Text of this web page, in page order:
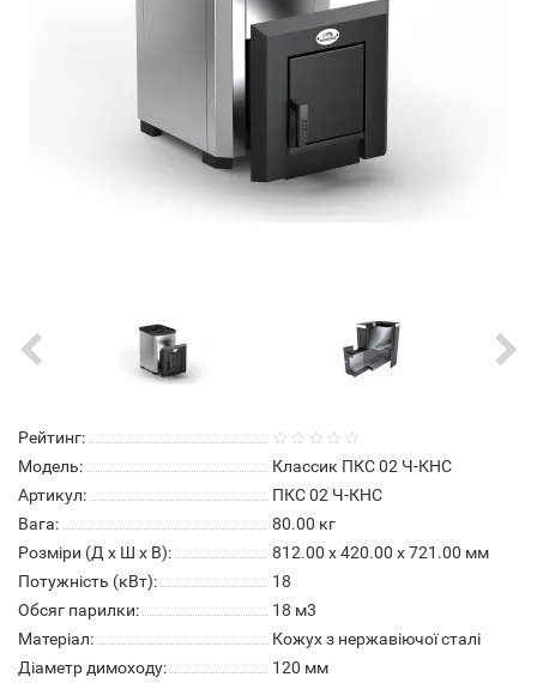
Рейтинг:
Модель:
Классик ПКС 02 Ч-КНС
Артикул:
ПКС 02 Ч-КНС
Вага:
80.00 кг
Розміри (Д x Ш x В):
812.00 x 420.00 x 721.00 мм
Потужність (кВт):
18
Обсяг парилки:
18 м3
Матеріал:
Кожух з нержавіючої сталі
Діаметр димоходу:
120 мм